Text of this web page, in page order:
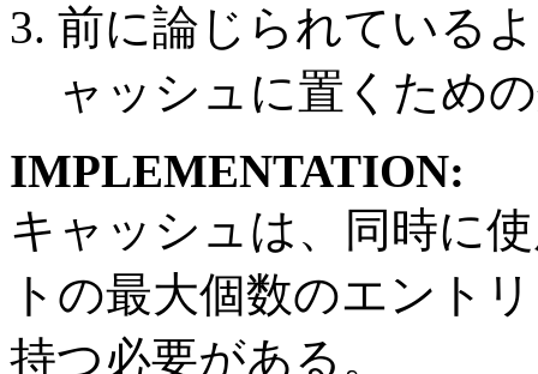
前に論じられている
ャッシュに置くため
IMPLEMENTATION:
キャッシュは、同時に
トの最大個数のエント
持つ必要がある。